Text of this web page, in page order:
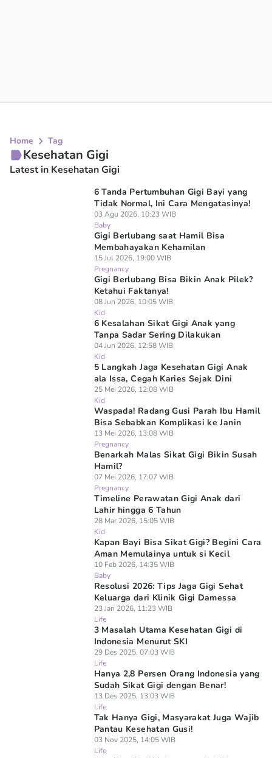
Home Tag
Kesehatan Gigi
Latest in Kesehatan Gigi
6 Tanda Pertumbuhan Gigi Bayi yang
Tidak Normal, Ini Cara Mengatasinya!
03 Agu 2026, 10:23 WIB
Baby
Gigi Berlubang saat Hamil Bisa
Membahayakan Kehamilan
15 Jul 2026, 19:00 WIB
Pregnancy
Gigi Berlubang Bisa Bikin Anak Pilek?
Ketahui Faktanya!
08 Jun 2026, 10:05 WIB
Kid
6 Kesalahan Sikat Gigi Anak yang
Tanpa Sadar Sering Dilakukan
04 Jun 2026, 12:58 WIB
Kid
5 Langkah Jaga Kesehatan Gigi Anak
ala Issa, Cegah Karies Sejak Dini
25 Mei 2026, 12:08 WIB
Kid
Waspada! Radang Gusi Parah Ibu Hamil
Bisa Sebabkan Komplikasi ke Janin
13 Mei 2026, 13:08 WIB
Pregnancy
Benarkah Malas Sikat Gigi Bikin Susah
Hamil?
07 Mei 2026, 17:07 WIB
Pregnancy
Timeline Perawatan Gigi Anak dari
Lahir hingga 6 Tahun
28 Mar 2026, 15:05 WIB
Kid
Kapan Bayi Bisa Sikat Gigi? Begini Cara
Aman Memulainya untuk si Kecil
10 Feb 2026, 14:35 WIB
Baby
Resolusi 2026: Tips Jaga Gigi Sehat
Keluarga dari Klinik Gigi Damessa
23 Jan 2026, 11:23 WIB
Life
3 Masalah Utama Kesehatan Gigi di
Indonesia Menurut SKI
29 Des 2025, 07:03 WIB
Life
Hanya 2,8 Persen Orang Indonesia yang
Sudah Sikat Gigi dengan Benar!
13 Des 2025, 13:03 WIB
Life
Tak Hanya Gigi, Masyarakat Juga Wajib
Pantau Kesehatan Gusi!
03 Nov 2025, 14:05 WIB
Life